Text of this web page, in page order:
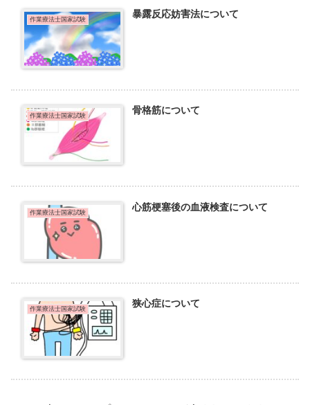
作業療法士国家試験 暴露反応妨害法について
作業療法士国家試験 骨格筋について
作業療法士国家試験 心筋梗塞後の血液検査について
作業療法士国家試験 狭心症について